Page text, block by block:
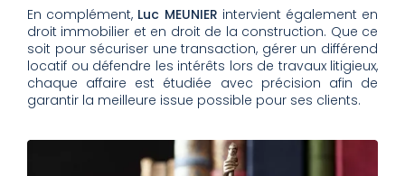
En complément, Luc MEUNIER intervient également en
droit immobilier et en droit de la construction. Que ce
soit pour sécuriser une transaction, gérer un différend
locatif ou défendre les intérêts lors de travaux litigieux,
chaque affaire est étudiée avec précision afin de
garantir la meilleure issue possible pour ses clients.